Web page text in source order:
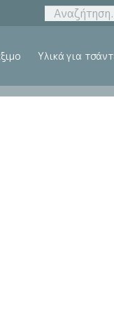
Υλικά για